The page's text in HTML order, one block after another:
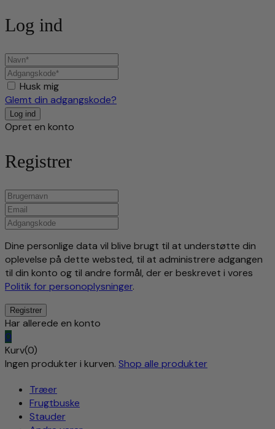
Log ind
Husk mig
Glemt din adgangskode?
Opret en konto
Registrer
Dine personlige data vil blive brugt til at understøtte din
oplevelse på dette websted, til at administrere adgangen
til din konto og til andre formål, der er beskrevet i vores
Politik for personoplysninger.
Har allerede en konto
0
Kurv(0)
Ingen produkter i kurven. Shop alle produkter
Træer
Frugtbuske
Stauder